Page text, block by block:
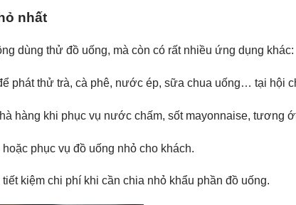
nhất
dùng thử đồ uống, mà còn có rất nhiều ứng dụng khác:
phát thử trà, cà phê, nước ép, sữa chua uống… tại hội
hàng khi phục vụ nước chấm, sốt mayonnaise, tương
phục vụ đồ uống nhỏ cho khách.
kiệm chi phí khi cần chia nhỏ khẩu phần đồ uống.